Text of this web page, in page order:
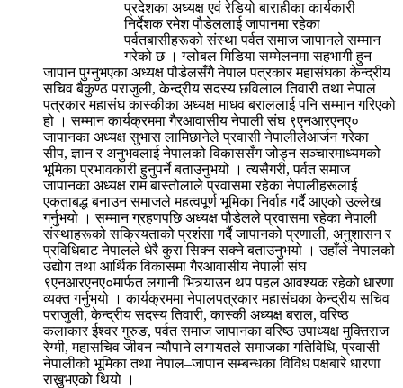
प्रदेशका अध्यक्ष एवं रेडियो बाराहीका कार्यकारी
निर्देशक रमेश पौडेललाई जापानमा रहेका
पर्वतबासीहरूको संस्था पर्वत समाज जापानले सम्मान
गरेको छ । ग्लोबल मिडिया सम्मेलनमा सहभागी हुन
जापान पुग्नुभएका अध्यक्ष पौडेलसँगै नेपाल पत्रकार महासंघका केन्द्रीय
सचिव बैकुण्ठ पराजुली, केन्द्रीय सदस्य छविलाल तिवारी तथा नेपाल
पत्रकार महासंघ कास्कीका अध्यक्ष माधव बराललाई पनि सम्मान गरिएको
हो । सम्मान कार्यक्रममा गैरआवासीय नेपाली संघ ९एनआरएनए०
जापानका अध्यक्ष सुभास लामिछानेले प्रवासी नेपालीलेआर्जन गरेका
सीप, ज्ञान र अनुभवलाई नेपालको विकाससँग जोड्न सञ्चारमाध्यमको
भूमिका प्रभावकारी हुनुपर्ने बताउनुभयो । त्यसैगरी, पर्वत समाज
जापानका अध्यक्ष राम बास्तोलाले प्रवासमा रहेका नेपालीहरूलाई
एकताबद्ध बनाउन समाजले महत्वपूर्ण भूमिका निर्वाह गर्दै आएको उल्लेख
गर्नुभयो । सम्मान ग्रहणपछि अध्यक्ष पौडेलले प्रवासमा रहेका नेपाली
संस्थाहरूको सक्रियताको प्रशंसा गर्दै जापानको प्रणाली, अनुशासन र
प्रविधिबाट नेपालले धेरै कुरा सिक्न सक्ने बताउनुभयो । उहाँले नेपालको
उद्योग तथा आर्थिक विकासमा गैरआवासीय नेपाली संघ
९एनआरएनए०मार्फत लगानी भित्र्याउन थप पहल आवश्यक रहेको धारणा
व्यक्त गर्नुभयो । कार्यक्रममा नेपालपत्रकार महासंघका केन्द्रीय सचिव
पराजुली, केन्द्रीय सदस्य तिवारी, कास्की अध्यक्ष बराल, वरिष्ठ
कलाकार ईश्वर गुरुङ, पर्वत समाज जापानका वरिष्ठ उपाध्यक्ष मुक्तिराज
रेग्मी, महासचिव जीवन न्यौपाने लगायतले समाजका गतिविधि, प्रवासी
नेपालीको भूमिका तथा नेपाल–जापान सम्बन्धका विविध पक्षबारे धारणा
राख्नुभएको थियो ।